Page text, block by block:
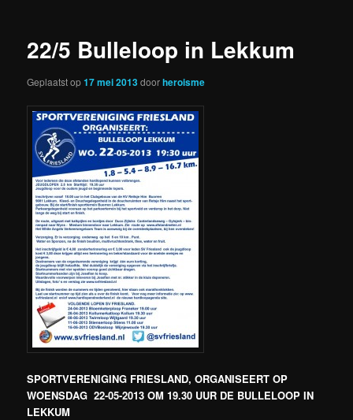
22/5 Bulleloop in Lekkum
Geplaatst op17 mei 2013doorheroisme
SPORTVERENIGING FRIESLAND, ORGANISEERT OP
WOENSDAG 22-05-2013 OM 19.30 UUR DE BULLELOOP IN
LEKKUM